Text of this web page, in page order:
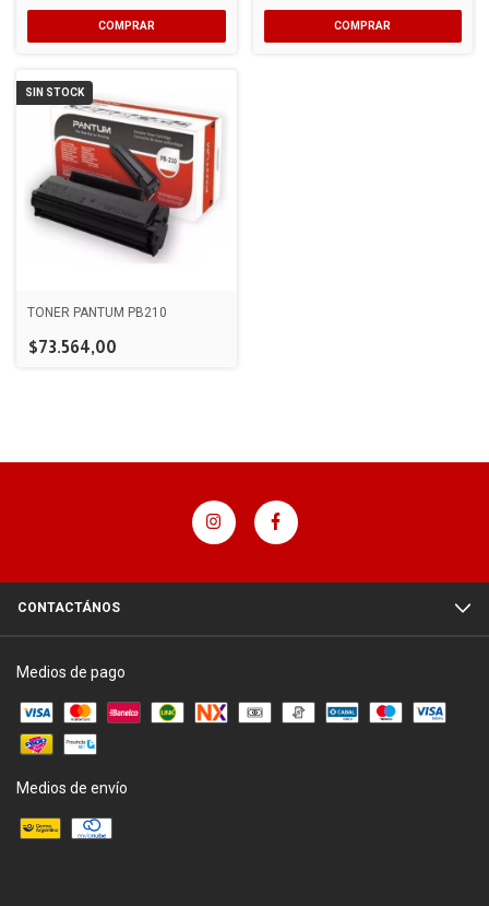
SIN STOCK
TONER PANTUM PB210
$73.564,00
CONTACTÁNOS
Medios de pago
Medios de envío